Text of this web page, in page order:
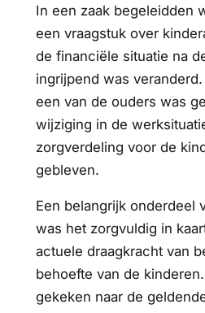
In een zaak begeleidden
een vraagstuk over
de financiële situatie na
ingrijpend was
een van de ouders was
wijziging in de
zorgverdeling voor de
gebleven.
Een belangrijk onderdeel
was het zorgvuldig in
actuele draagkracht van
behoefte van de
gekeken naar de